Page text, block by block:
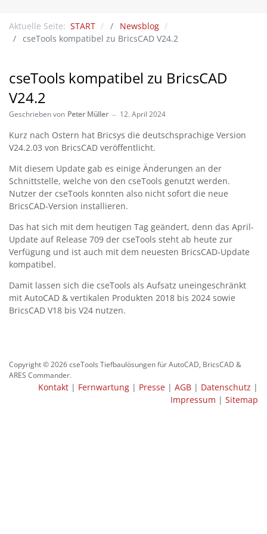
Aktuelle Seite: START
Newsblog
cseTools kompatibel zu BricsCAD V24.2
cseTools kompatibel zu BricsCAD
V24.2
Geschrieben von Peter Müller 12. April 2024
Kurz nach Ostern hat Bricsys die deutschsprachige Version
V24.2.03 von BricsCAD veröffentlicht.
Mit diesem Update gab es einige Änderungen an der
Schnittstelle, welche von den cseTools genutzt werden.
Nutzer der cseTools konnten also nicht sofort die neue
BricsCAD-Version installieren.
Das hat sich mit dem heutigen Tag geändert, denn das April-
Update auf Release 709 der cseTools steht ab heute zur
Verfügung und ist auch mit dem neuesten BricsCAD-Update
kompatibel.
Damit lassen sich die cseTools als Aufsatz uneingeschränkt
mit AutoCAD & vertikalen Produkten 2018 bis 2024 sowie
BricsCAD V18 bis V24 nutzen.
Copyright © 2026 cseTools Tiefbaulösungen für AutoCAD, BricsCAD &
ARES Commander.
Kontakt | Fernwartung | Presse | AGB | Datenschutz |
Impressum | Sitemap